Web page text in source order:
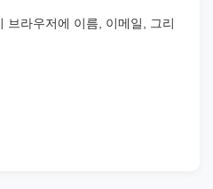
브라우저에 이름, 이메일, 그리